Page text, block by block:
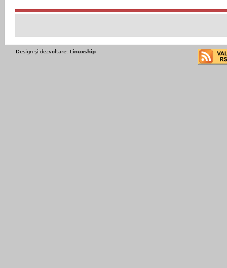
Design şi dezvoltare: Linuxship